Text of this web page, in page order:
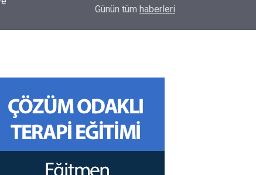
Simon Says Dikkat Programı Nedir?
Günün tüm haberleri